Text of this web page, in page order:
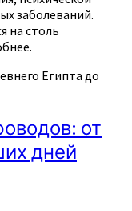
заболеваний.
на столь
Египта до
от
дней